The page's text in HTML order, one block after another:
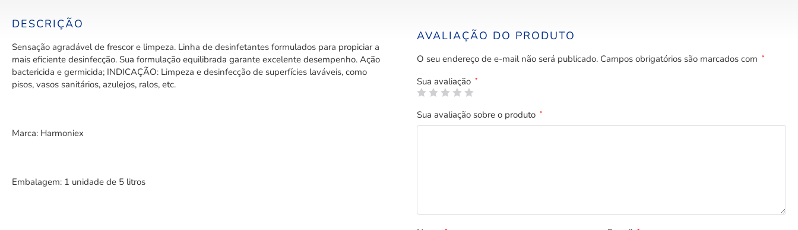
DESCRIÇÃO
Sensação agradável de frescor e limpeza. Linha de desinfetantes formulados para propiciar a
mais eficiente desinfecção. Sua formulação equilibrada garante excelente desempenho. Ação
bactericida e germicida; INDICAÇÃO: Limpeza e desinfecção de superfícies laváveis, como
pisos, vasos sanitários, azulejos, ralos, etc.
Marca: Harmoniex
Embalagem: 1 unidade de 5 litros
AVALIAÇÃO DO PRODUTO
O seu endereço de e-mail não será publicado. Campos obrigatórios são marcados com *
Sua avaliação *
Sua avaliação sobre o produto *